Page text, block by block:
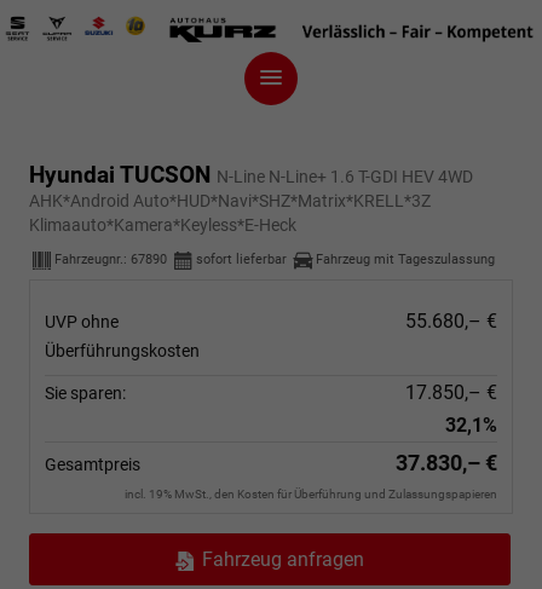
Hyundai TUCSON N-Line N-Line+ 1.6 T-GDI HEV 4WD
AHK*Android Auto*HUD*Navi*SHZ*Matrix*KRELL*3Z
Klimaauto*Kamera*Keyless*E-Heck
Fahrzeugnr.: 67890 sofort lieferbar Fahrzeug mit Tageszulassung
UVP ohne
Überführungskosten
55.680,– €
Sie sparen:
17.850,– €
32,1%
Gesamtpreis 37.830,– €
incl. 19% MwSt., den Kosten für Überführung und Zulassungspapieren
Fahrzeug anfragen